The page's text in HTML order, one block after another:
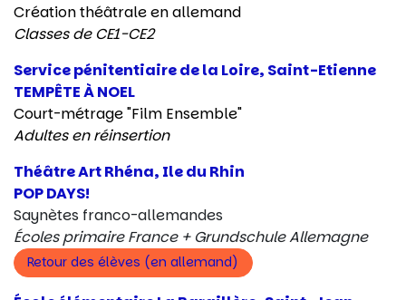
Création théâtrale en allemand
Classes de CE1-CE2
Service pénitentiaire de la Loire, Saint-Etienne
TEMPÊTE À NOEL
Court-métrage"Film Ensemble"
Adultes en réinsertion
Théâtre Art Rhéna, Ile du Rhin
POP DAYS!
Saynètes franco-allemandes
Écoles primaire France + Grundschule Allemagne
Retour des élèves (en allemand)